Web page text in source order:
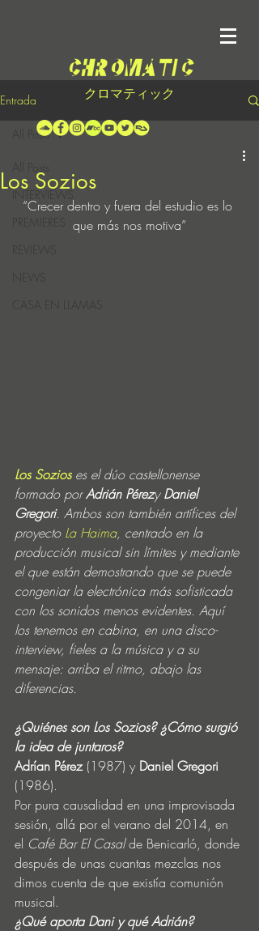
クロマティック
Entrada
INTERVIEWS
PREMIERES
REVIEWS
CASA EN LLAMAS
All Posts
Los Sozios
“Crecer dentro y fuera del estudio es lo
que más nos motiva”
Los Sozios es el dúo castellonense
formado por Adrián Pérezy Daniel
Gregori. Ambos son también artífices del
proyecto La Haima, centrado en la
producción musical sin límites y mediante
el que están demostrando que se puede
congeniar la electrónica más sofisticada
con los sonidos menos evidentes. Aquí
los tenemos en cabina, en una disco-
interview, fieles a la música y a su
mensaje: arriba el ritmo, abajo las
diferencias.
¿Quiénes son Los Sozios? ¿Cómo surgió
la idea de juntaros?
Adrían Pérez (1987) y Daniel Gregori
(1986).
Por pura causalidad en una improvisada
sesión, allá por el verano del 2014, en
el Café Bar El Casal de Benicarló, donde
después de unas cuantas mezclas nos
dimos cuenta de que existía comunión
musical.
¿Qué aporta Dani y qué Adrián?